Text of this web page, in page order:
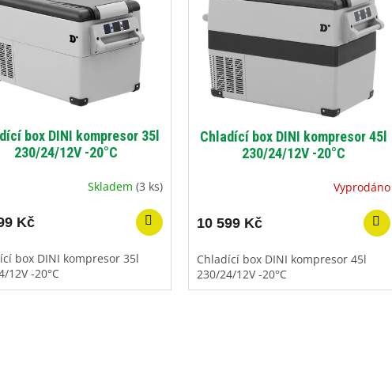
box DINI kompresor 35l
230/24/12V -20°C
Skladem (3 ks)
Kč
box DINI kompresor 35l
12V -20°C
Chladící box DINI kompresor 45l
230/24/12V -20°C
Vyprodáno
10 599 Kč
Chladící box DINI kompresor 45l
230/24/12V -20°C